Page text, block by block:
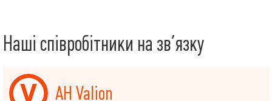
Наші співробітники на зв’язку
АН Valion